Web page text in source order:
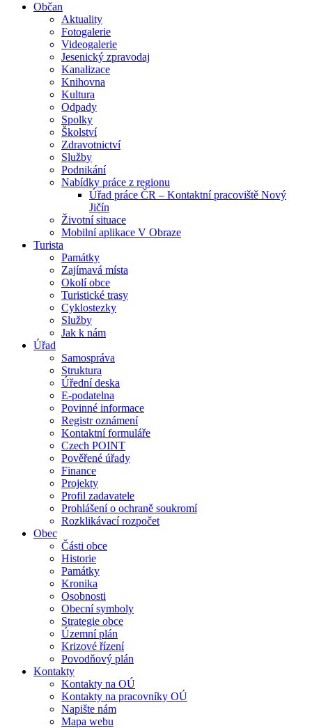
Občan
Aktuality
Fotogalerie
Videogalerie
Jesenický zpravodaj
Kanalizace
Knihovna
Kultura
Odpady
Spolky
Školství
Zdravotnictví
Služby
Podnikání
Nabídky práce z regionu
Úřad práce ČR – Kontaktní pracoviště Nový
Jičín
Životní situace
Mobilní aplikace V Obraze
Turista
Památky
Zajímavá místa
Okolí obce
Turistické trasy
Cyklostezky
Služby
Jak k nám
Úřad
Samospráva
Struktura
Úřední deska
E-podatelna
Povinné informace
Registr oznámení
Kontaktní formuláře
Czech POINT
Pověřené úřady
Finance
Projekty
Profil zadavatele
Prohlášení o ochraně soukromí
Rozklikávací rozpočet
Obec
Části obce
Historie
Památky
Kronika
Osobnosti
Obecní symboly
Strategie obce
Územní plán
Krizové řízení
Povodňový plán
Kontakty
Kontakty na OÚ
Kontakty na pracovníky OÚ
Napište nám
Mapa webu